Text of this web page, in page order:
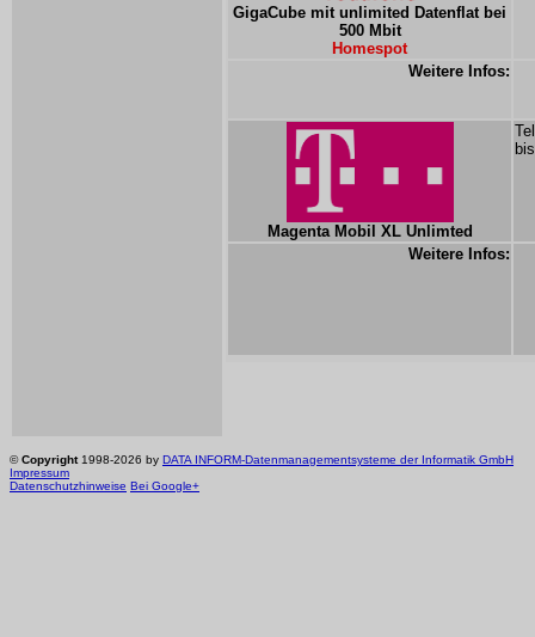
GigaCube mit unlimited Datenflat bei
500 Mbit
Homespot
Weitere Infos:
Magenta Mobil XL Unlimted
Weitere Infos:
©Copyright1998-2026 by DATA INFORM-Datenmanagementsysteme der Informatik GmbH
Impressum
Datenschutzhinweise Bei Google+